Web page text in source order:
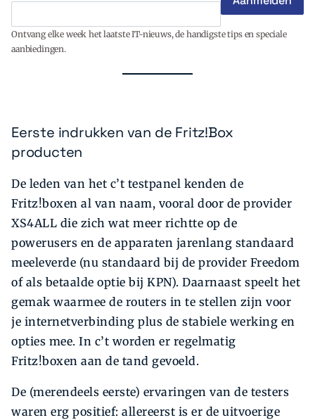
Ontvang elke week het laatste IT-nieuws, de handigste tips en speciale
aanbiedingen.
Eerste indrukken van de Fritz!Box
producten
De leden van het c’t testpanel kenden de
Fritz!boxen al van naam, vooral door de provider
XS4ALL die zich wat meer richtte op de
powerusers en de apparaten jarenlang standaard
meeleverde (nu standaard bij de provider Freedom
of als betaalde optie bij KPN). Daarnaast speelt het
gemak waarmee de routers in te stellen zijn voor
je internetverbinding plus de stabiele werking en
opties mee. In c’t worden er regelmatig
Fritz!boxen aan de tand gevoeld.
De (merendeels eerste) ervaringen van de testers
waren erg positief: allereerst is er de uitvoerige